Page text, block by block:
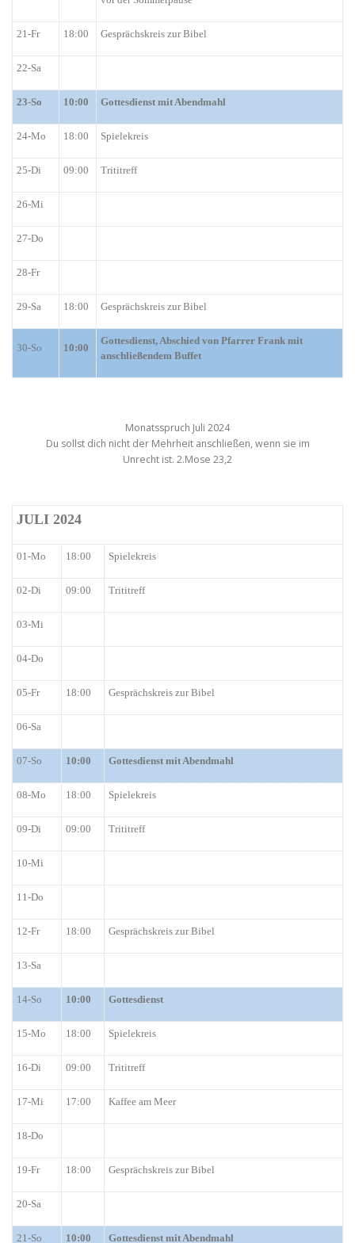
21-Fr 18:00 Gesprächskreis zur Bibel
22-Sa
23-So 10:00 Gottesdienst mit Abendmahl
24-Mo 18:00 Spielekreis
25-Di 09:00 Trititreff
26-Mi
27-Do
28-Fr
29-Sa 18:00 Gesprächskreis zur Bibel
30-So 10:00
Gottesdienst, Abschied von Pfarrer Frank mit
anschließendem Buffet
Monatsspruch Juli 2024
Du sollst dich nicht der Mehrheit anschließen, wenn sie im
Unrecht ist. 2.Mose 23,2
JULI 2024
01-Mo 18:00 Spielekreis
02-Di 09:00 Trititreff
03-Mi
04-Do
05-Fr 18:00 Gesprächskreis zur Bibel
06-Sa
07-So 10:00 Gottesdienst mit Abendmahl
08-Mo 18:00 Spielekreis
09-Di 09:00 Trititreff
10-Mi
11-Do
12-Fr 18:00 Gesprächskreis zur Bibel
13-Sa
14-So 10:00 Gottesdienst
15-Mo 18:00 Spielekreis
16-Di 09:00 Trititreff
17-Mi 17:00 Kaffee am Meer
18-Do
19-Fr 18:00 Gesprächskreis zur Bibel
20-Sa
21-So 10:00 Gottesdienst mit Abendmahl